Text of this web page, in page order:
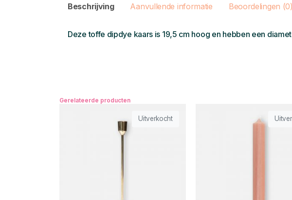
Beschrijving Aanvullende informatie Beoordelingen (0)
Deze toffe dipdye kaars is 19,5 cm hoog en hebben een
Gerelateerde producten
Uitverkocht